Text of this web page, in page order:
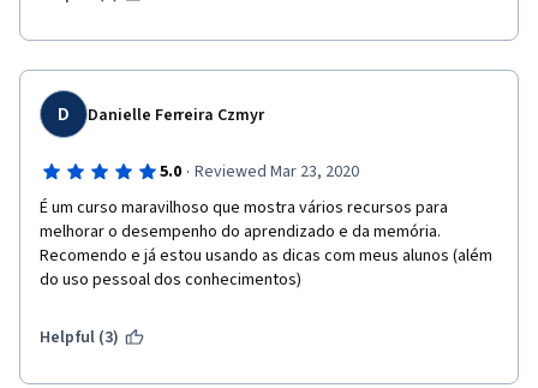
D Danielle Ferreira Czmyr
5.0 · Reviewed Mar 23, 2020
É um curso maravilhoso que mostra vários recursos para
melhorar o desempenho do aprendizado e da memória.
Recomendo e já estou usando as dicas com meus alunos (além
do uso pessoal dos conhecimentos)
Helpful (3)